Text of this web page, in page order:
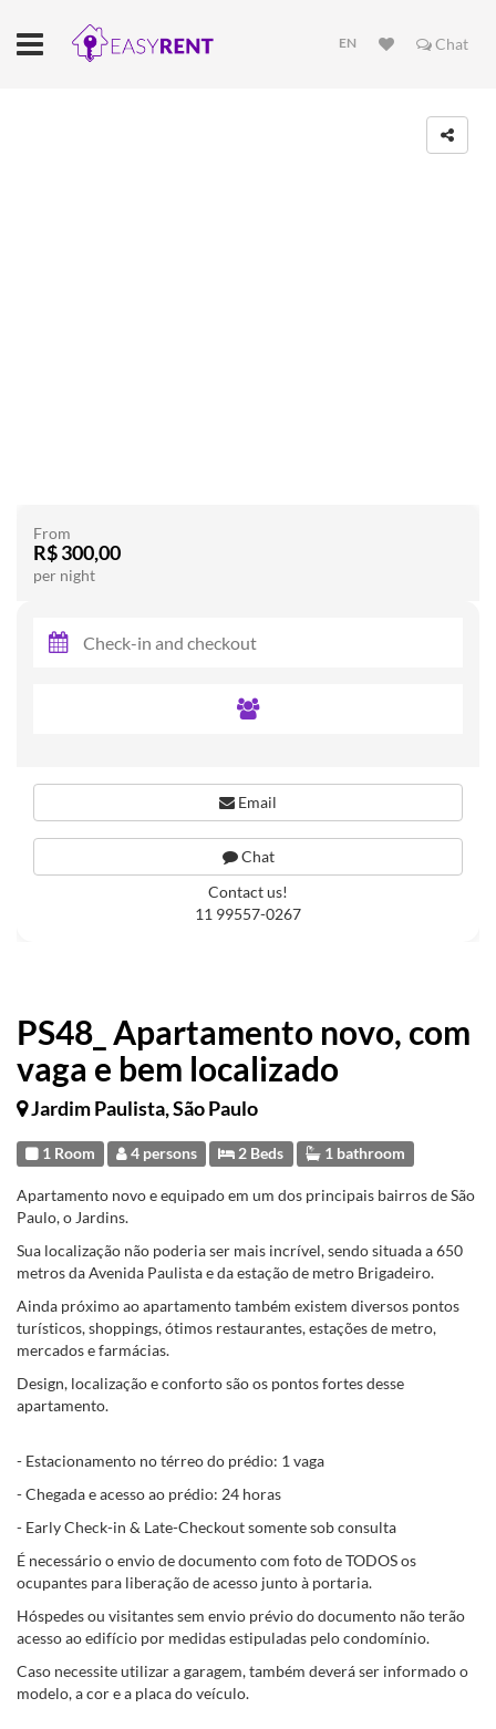
EN Chat
PS48_ Apartamento novo, com
vaga e bem localizado
Jardim Paulista, São Paulo
1 Room 4 persons 2 Beds 1 bathroom
Apartamento novo e equipado em um dos principais bairros de São
Paulo, o Jardins.
Sua localização não poderia ser mais incrível, sendo situada a 650
metros da Avenida Paulista e da estação de metro Brigadeiro.
Ainda próximo ao apartamento também existem diversos pontos
turísticos, shoppings, ótimos restaurantes, estações de metro,
mercados e farmácias.
Design, localização e conforto são os pontos fortes desse
apartamento.
- Estacionamento no térreo do prédio: 1 vaga
- Chegada e acesso ao prédio: 24 horas
- Early Check-in & Late-Checkout somente sob consulta
É necessário o envio de documento com foto de TODOS os
ocupantes para liberação de acesso junto à portaria.
Hóspedes ou visitantes sem envio prévio do documento não terão
acesso ao edifício por medidas estipuladas pelo condomínio.
Caso necessite utilizar a garagem, também deverá ser informado o
modelo, a cor e a placa do veículo.
From
R$ 300,00
per night
Email
Chat
Contact us!
11 99557-0267